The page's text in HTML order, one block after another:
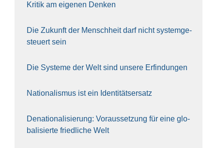
Kri­tik am eige­nen Den­ken
Die Zukunft der Mensch­heit darf nicht sys­tem­ge­
steu­ert sein
Die Sys­te­me der Welt sind unse­re Erfin­dun­gen
Natio­na­lis­mus ist ein Iden­ti­täts­er­satz
Dena­tio­na­li­sie­rung: Vor­aus­set­zung für eine glo­
ba­li­sier­te fried­li­che Welt